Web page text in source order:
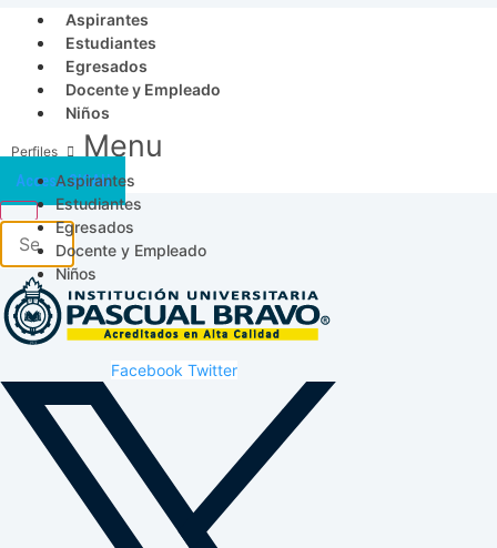
Aspirantes
Estudiantes
Egresados
Docente y Empleado
Niños
Menu
Aspirantes
Estudiantes
Egresados
Docente y Empleado
Niños
Acceso SICAU
Facebook Twitter